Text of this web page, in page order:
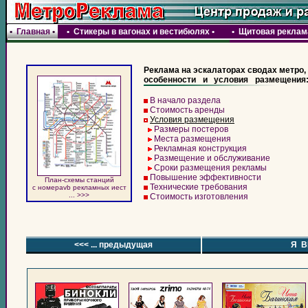
•Главная• • Стикеры в вагонах и вестибюлях • • Щитовая
План-схемы станций
c номераvb рекламных иест
... >>>
Реклама на эскалаторах сводах метро,
особенности и условия размещения:
В начало раздела
Стоимость аренды
Условия размещения
Размеры постеров
Места размещения
Рекламная конструкция
Размещение и обслуживание
Сроки размещения рекламы
Повышение эффективности
Технические требования
Стоимость изготовления
<<< ... предыдущая Я